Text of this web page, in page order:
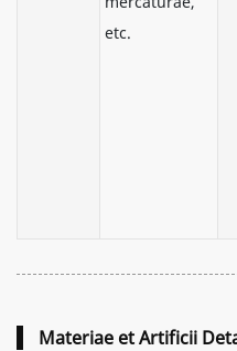
etc.
Materiae et Artificii